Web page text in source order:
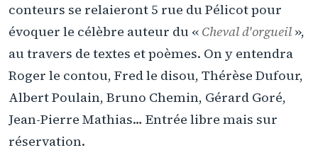
conteurs se relaieront 5 rue du Pélicot pour
évoquer le célèbre auteur du « Cheval d'orgueil »,
au travers de textes et poèmes. On y entendra
Roger le contou, Fred le disou, Thérèse Dufour,
Albert Poulain, Bruno Chemin, Gérard Goré,
Jean-Pierre Mathias… Entrée libre mais sur
réservation.